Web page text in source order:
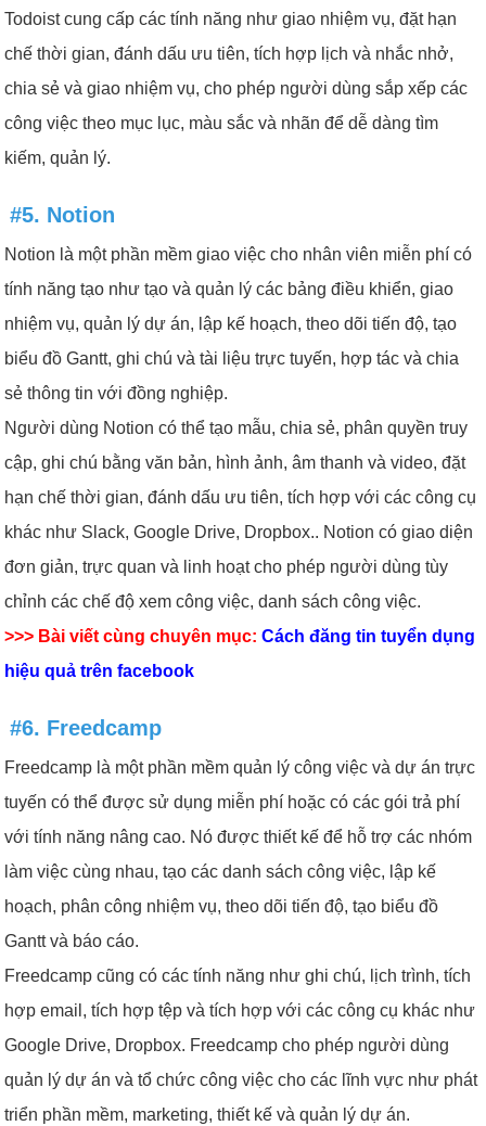
Todoist cung cấp các tính năng như giao nhiệm vụ, đặt hạn
chế thời gian, đánh dấu ưu tiên, tích hợp lịch và nhắc nhở,
chia sẻ và giao nhiệm vụ, cho phép người dùng sắp xếp các
công việc theo mục lục, màu sắc và nhãn để dễ dàng tìm
kiếm, quản lý.
#5. Notion
Notion là một phần mềm giao việc cho nhân viên miễn phí có
tính năng tạo như tạo và quản lý các bảng điều khiển, giao
nhiệm vụ, quản lý dự án, lập kế hoạch, theo dõi tiến độ, tạo
biểu đồ Gantt, ghi chú và tài liệu trực tuyến, hợp tác và chia
sẻ thông tin với đồng nghiệp.
Người dùng Notion có thể tạo mẫu, chia sẻ, phân quyền truy
cập, ghi chú bằng văn bản, hình ảnh, âm thanh và video, đặt
hạn chế thời gian, đánh dấu ưu tiên, tích hợp với các công cụ
khác như Slack, Google Drive, Dropbox.. Notion có giao diện
đơn giản, trực quan và linh hoạt cho phép người dùng tùy
chỉnh các chế độ xem công việc, danh sách công việc.
>>> Bài viết cùng chuyên mục: Cách đăng tin tuyển dụng
hiệu quả trên facebook
#6. Freedcamp
Freedcamp là một phần mềm quản lý công việc và dự án trực
tuyến có thể được sử dụng miễn phí hoặc có các gói trả phí
với tính năng nâng cao. Nó được thiết kế để hỗ trợ các nhóm
làm việc cùng nhau, tạo các danh sách công việc, lập kế
hoạch, phân công nhiệm vụ, theo dõi tiến độ, tạo biểu đồ
Gantt và báo cáo.
Freedcamp cũng có các tính năng như ghi chú, lịch trình, tích
hợp email, tích hợp tệp và tích hợp với các công cụ khác như
Google Drive, Dropbox. Freedcamp cho phép người dùng
quản lý dự án và tổ chức công việc cho các lĩnh vực như phát
triển phần mềm, marketing, thiết kế và quản lý dự án.